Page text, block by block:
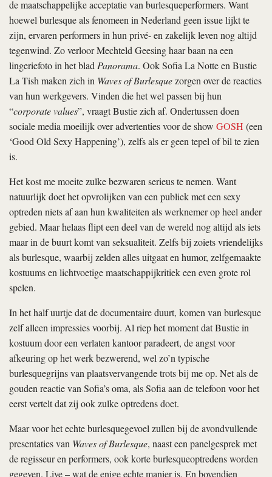
de maatschappelijke acceptatie van burlesqueperformers. Want
hoewel burlesque als fenomeen in Nederland geen issue lijkt te
zijn, ervaren performers in hun privé- en zakelijk leven nog altijd
tegenwind. Zo verloor Mechteld Geesing haar baan na een
lingeriefoto in het blad Panorama. Ook Sofia La Notte en Bustie
La Tish maken zich in Waves of Burlesquezorgen over de reacties
van hun werkgevers. Vinden die het wel passen bij hun
“corporate values”, vraagt Bustie zich af. Ondertussen doen
sociale media moeilijk over advertenties voor de show GOSH (een
‘Good Old Sexy Happening’), zelfs als er geen tepel of bil te zien
is.
Het kost me moeite zulke bezwaren serieus te nemen. Want
natuurlijk doet het opvrolijken van een publiek met een sexy
optreden niets af aan hun kwaliteiten als werknemer op heel ander
gebied. Maar helaas flipt een deel van de wereld nog altijd als iets
maar in de buurt komt van seksualiteit. Zelfs bij zoiets vriendelijks
als burlesque, waarbij zelden alles uitgaat en humor, zelfgemaakte
kostuums en lichtvoetige maatschappijkritiek een even grote rol
spelen.
In het half uurtje dat de documentaire duurt, komen van burlesque
zelf alleen impressies voorbij. Al riep het moment dat Bustie in
kostuum door een verlaten kantoor paradeert, de angst voor
afkeuring op het werk bezwerend, wel zo’n typische
burlesquegrijns van plaatsvervangende trots bij me op. Net als de
gouden reactie van Sofia’s oma, als Sofia aan de telefoon voor het
eerst vertelt dat zij ook zulke optredens doet.
Maar voor het echte burlesquegevoel zullen bij de avondvullende
presentaties van Waves of Burlesque, naast een panelgesprek met
de regisseur en performers, ook korte burlesqueoptredens worden
gegeven. Live – wat de enige echte manier is. En bovendien